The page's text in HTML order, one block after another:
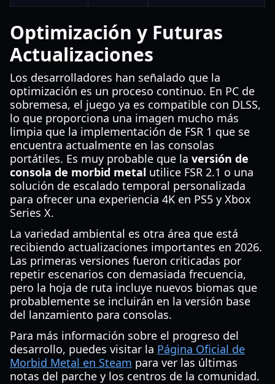
Optimización y Futuras
Actualizaciones
Los desarrolladores han señalado que la
optimización es un proceso continuo. En PC de
sobremesa, el juego ya es compatible con DLSS,
lo que proporciona una imagen mucho más
limpia que la implementación de FSR 1 que se
encuentra actualmente en las consolas
portátiles. Es muy probable que la versión de
consola de morbid metal utilice FSR 2.1 o una
solución de escalado temporal personalizada
para ofrecer una experiencia 4K en PS5 y Xbox
Series X.
La variedad ambiental es otra área que está
recibiendo actualizaciones importantes en 2026.
Las primeras versiones fueron criticadas por
repetir escenarios con demasiada frecuencia,
pero la hoja de ruta incluye nuevos biomas que
probablemente se incluirán en la versión base
del lanzamiento para consolas.
Para más información sobre el progreso del
desarrollo, puedes visitar la Página Oficial de
Morbid Metal en Steam para ver las últimas
notas del parche y los centros de la comunidad.